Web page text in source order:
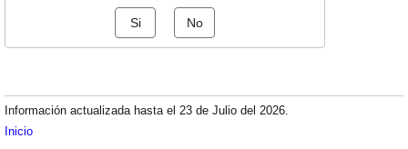
Si No
Información actualizada hasta el 23 de Julio del 2026.
Inicio